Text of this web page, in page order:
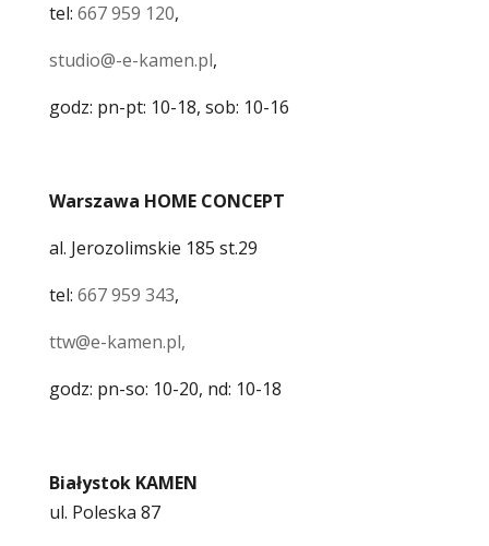
tel: 667 959 120,
studio@-e-kamen.pl,
godz: pn-pt: 10-18, sob: 10-16
Warszawa HOME CONCEPT
al. Jerozolimskie 185 st.29
tel: 667 959 343,
ttw@e-kamen.pl,
godz: pn-so: 10-20, nd: 10-18
Białystok KAMEN
ul. Poleska 87